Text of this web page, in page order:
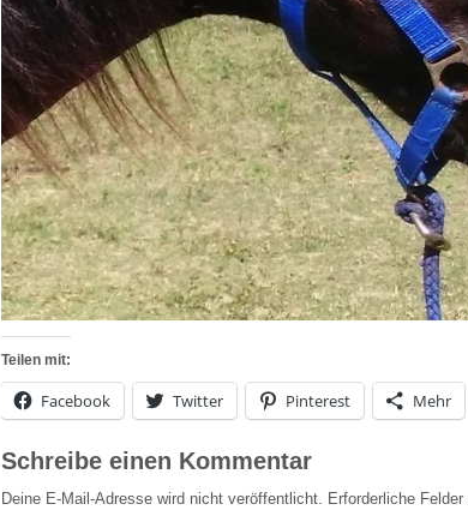
Teilen mit:
Facebook Twitter Pinterest Mehr
Schreibe einen Kommentar
Deine E-Mail-Adresse wird nicht veröffentlicht. Erforderliche